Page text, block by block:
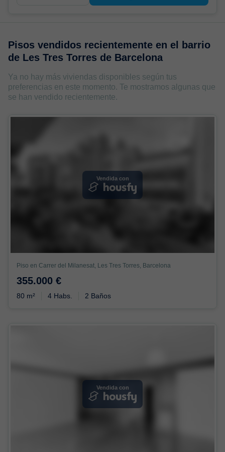
Pisos vendidos recientemente en el barrio
de Les Tres Torres de Barcelona
Ya no hay más viviendas disponibles según tus
preferencias en este momento. Te mostramos algunas que
se han vendido recientemente.
Vendida con
Piso en Carrer del Milanesat, Les Tres Torres, Barcelona
355.000 €
80 m² 4 Habs. 2 Baños
Vendida con